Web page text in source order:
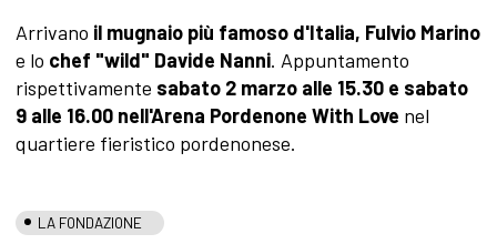
Arrivano il mugnaio più famoso d'Italia, Fulvio Marino
e lo chef "wild" Davide Nanni. Appuntamento
rispettivamente sabato 2 marzo alle 15.30 e sabato
9 alle 16.00 nell'Arena Pordenone With Love nel
quartiere fieristico pordenonese.
LA FONDAZIONE